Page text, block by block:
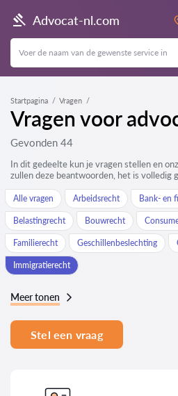
Advocat-nl.com
Startpagina Vragen
Vragen voor
Gevonden 44
In dit gedeelte kun je vragen stellen en
zullen deze beantwoorden, het is volledig
Alle vragen Arbeidsrecht Bank- en
Belastingrecht Bouwrecht
Familierecht Geschillenbeslechting
Immigratierecht
Meer tonen
Stel een vraag